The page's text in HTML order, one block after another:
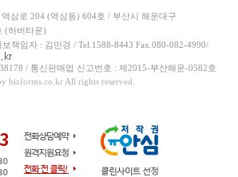
삼로 204 (역삼동) 604호 / 부산시 해운대구
(하버타운)
책임자 : 김민경 / Tel.1588-8443 Fax.080-082-4990/
/ 통신판매업 신고번호 : 제2015-부산해운-0582호
bizforms.co.kr All rights reserved.